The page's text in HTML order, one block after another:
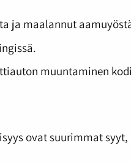
ja maalannut
muuntaminen
ovat suurimmat